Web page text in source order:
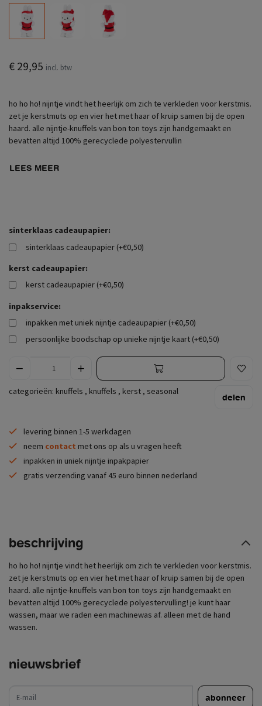
€ 29,95 incl. btw
ho ho ho! nijntje vindt het heerlijk om zich te verkleden voor kerstmis.
zet je kerstmuts op en vier het met haar of kruip samen bij de open
haard. alle nijntje-knuffels van bon ton toys zijn handgemaakt en
bevatten altijd 100% gerecyclede polyestervullin
LEES MEER
sinterklaas cadeaupapier:
sinterklaas cadeaupapier (+€0,50)
kerst cadeaupapier:
kerst cadeaupapier (+€0,50)
inpakservice:
inpakken met uniek nijntje cadeaupapier (+€0,50)
persoonlijke boodschap op unieke nijntje kaart (+€0,50)
categorieën: knuffels , knuffels , kerst , seasonal
delen
levering binnen 1-5 werkdagen
neem contact met ons op als u vragen heeft
inpakken in uniek nijntje inpakpapier
gratis verzending vanaf 45 euro binnen nederland
beschrijving
ho ho ho! nijntje vindt het heerlijk om zich te verkleden voor kerstmis.
zet je kerstmuts op en vier het met haar of kruip samen bij de open
haard. alle nijntje-knuffels van bon ton toys zijn handgemaakt en
bevatten altijd 100% gerecyclede polyestervulling! je kunt haar
wassen, maar we raden een machinewas af. alleen met de hand
wassen.
nieuwsbrief
abonneer